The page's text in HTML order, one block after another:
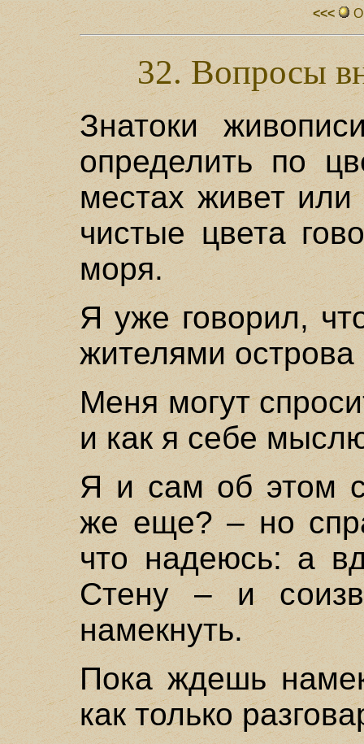
<<<
32. Вопросы
Знатоки
определить по
местах живет
чистые цвета
моря.
Я уже говорил,
жителями
Меня могут
и как я себе
Я и сам об этом
же еще? – но
что надеюсь: а
Стену – и
намекнуть.
Пока ждешь
как только